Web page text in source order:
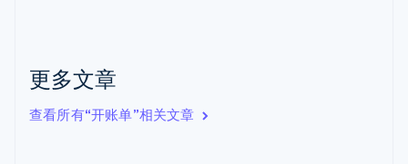
更多文章
查看所有“开账单”相关文章
克罗地亚
EnglishItaliano
拉脱维亚
English